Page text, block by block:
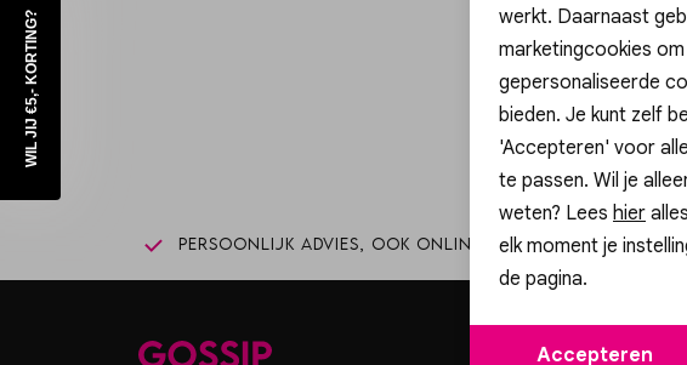
Altijd
Schrijf je in voor
Hoe we met
Persoonlijk advies, ook online Gratis
Gossip
Analytische
werkt. Daarnaast
marketingcookies
gepersonaliseerde
bieden. Je kunt zelf
'Accepteren' voor
te passen. Wil je
weten? Lees hier
elk moment je
de pagina.
Accepteren
WIL JIJ €5,- KORTING?